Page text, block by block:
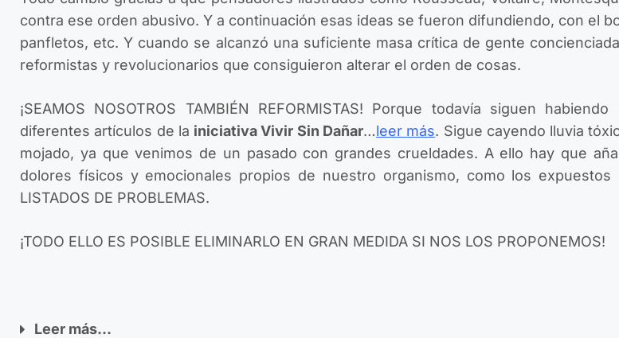
contra ese orden abusivo. Y a continuación esas ideas se fueron difundiendo, con el
panfletos, etc. Y cuando se alcanzó una suficiente masa crítica de gente
reformistas y revolucionarios que consiguieron alterar el orden de cosas.
¡SEAMOS NOSOTROS TAMBIÉN REFORMISTAS! Porque todavía siguen
diferentes artículos de la iniciativa Vivir Sin Dañar…leer más. Sigue cayendo lluvia
mojado, ya que venimos de un pasado con grandes crueldades. A ello hay que
dolores físicos y emocionales propios de nuestro organismo, como los expuestos
LISTADOS DE PROBLEMAS.
¡TODO ELLO ES POSIBLE ELIMINARLO EN GRAN MEDIDA SI NOS LOS PROPONEMOS!
Leer más...